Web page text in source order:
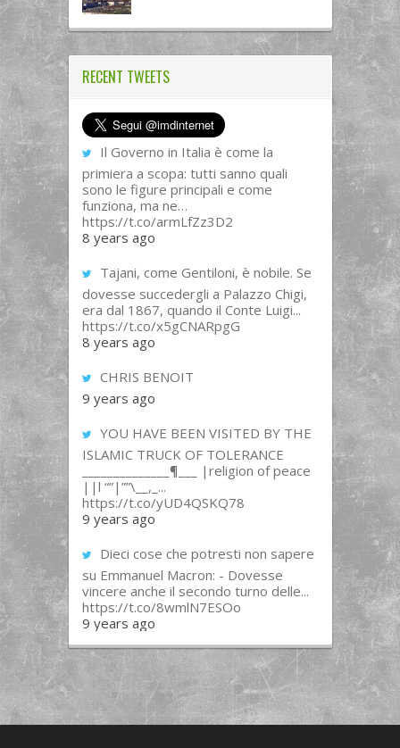
RECENT TWEETS
Il Governo in Italia è come la
primiera a scopa: tutti sanno quali
sono le figure principali e come
funziona, ma ne…
https://t.co/armLfZz3D2
8 years ago
Tajani, come Gentiloni, è nobile. Se
dovesse succedergli a Palazzo Chigi,
era dal 1867, quando il Conte Luigi...
https://t.co/x5gCNARpgG
8 years ago
CHRIS BENOIT
9 years ago
YOU HAVE BEEN VISITED BY THE
ISLAMIC TRUCK OF TOLERANCE
______________¶___ |religion of peace
||l “”|””\__,_...
https://t.co/yUD4QSKQ78
9 years ago
Dieci cose che potresti non sapere
su Emmanuel Macron: - Dovesse
vincere anche il secondo turno delle...
https://t.co/8wmlN7ESOo
9 years ago